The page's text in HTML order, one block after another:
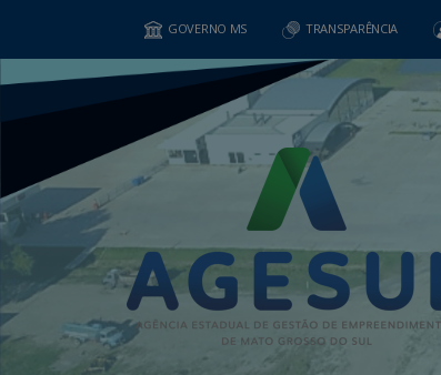
GOVERNO MS TRANSPARÊNCIA